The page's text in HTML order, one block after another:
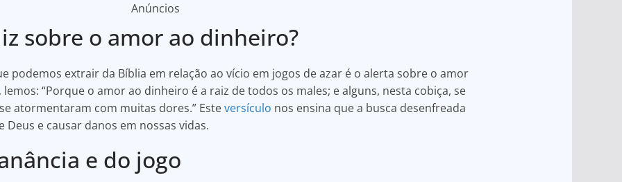
Anúncios
sobre o amor ao dinheiro?
podemos extrair da Bíblia em relação ao vício em jogos de azar é o alerta sobre o amor
, lemos: “Porque o amor ao dinheiro é a raiz de todos os males; e alguns, nesta cobiça, se
atormentaram com muitas dores.” Esteversículo nos ensina que a busca desenfreada
e causar danos em nossas vidas.
e do jogo